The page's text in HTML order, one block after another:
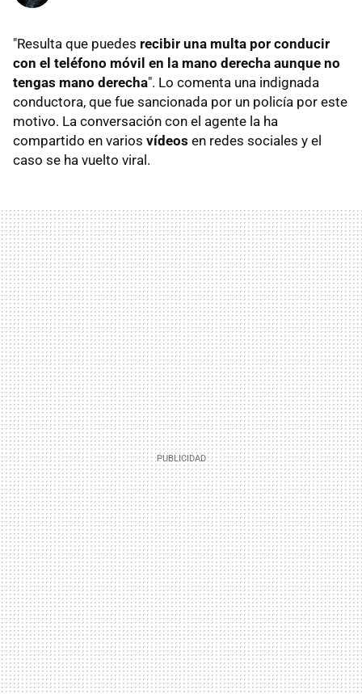
"Resulta que puedes recibir una multa por conducir
con el teléfono móvil en la mano derecha aunque no
tengas mano derecha". Lo comenta una indignada
conductora, que fue sancionada por un policía por este
motivo. La conversación con el agente la ha
compartido en varios vídeos en redes sociales y el
caso se ha vuelto viral.